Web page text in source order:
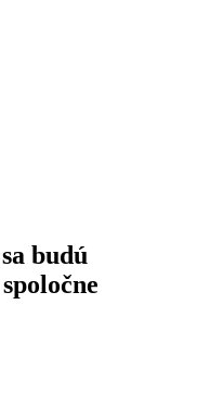
budú